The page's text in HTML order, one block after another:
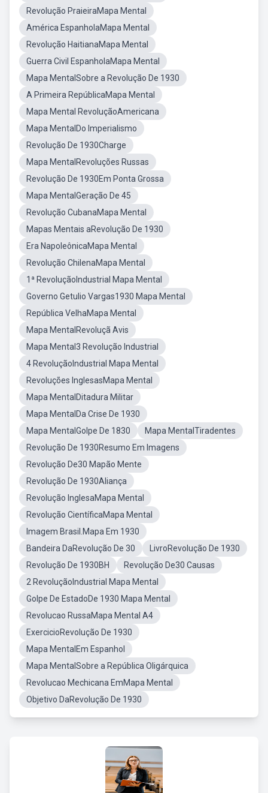
Revolução PraieiraMapa Mental
América EspanholaMapa Mental
Revolução HaitianaMapa Mental
Guerra Civil EspanholaMapa Mental
Mapa MentalSobre a Revolução De 1930
A Primeira RepúblicaMapa Mental
Mapa Mental RevoluçãoAmericana
Mapa MentalDo Imperialismo
Revolução De 1930Charge
Mapa MentalRevoluções Russas
Revolução De 1930Em Ponta Grossa
Mapa MentalGeração De 45
Revolução CubanaMapa Mental
Mapas Mentais aRevolução De 1930
Era NapoleônicaMapa Mental
Revolução ChilenaMapa Mental
1ª RevoluçãoIndustrial Mapa Mental
Governo Getulio Vargas1930 Mapa Mental
República VelhaMapa Mental
Mapa MentalRevoluçã Avis
Mapa Mental3 Revolução Industrial
4 RevoluçãoIndustrial Mapa Mental
Revoluções InglesasMapa Mental
Mapa MentalDitadura Militar
Mapa MentalDa Crise De 1930
Mapa MentalGolpe De 1830
Mapa MentalTiradentes
Revolução De 1930Resumo Em Imagens
Revolução De30 Mapão Mente
Revolução De 1930Aliança
Revolução InglesaMapa Mental
Revolução CientíficaMapa Mental
Imagem Brasil.Mapa Em 1930
Bandeira DaRevolução De 30
LivroRevolução De 1930
Revolução De 1930BH
Revolução De30 Causas
2 RevoluçãoIndustrial Mapa Mental
Golpe De EstadoDe 1930 Mapa Mental
Revolucao RussaMapa Mental A4
ExercicioRevolução De 1930
Mapa MentalEm Espanhol
Mapa MentalSobre a República Oligárquica
Revolucao Mechicana EmMapa Mental
Objetivo DaRevolução De 1930